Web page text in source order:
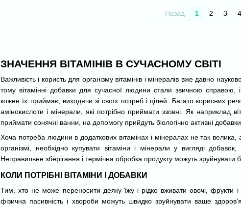
ЗНАЧЕННЯ ВІТАМІНІВ В СУЧАСНОМУ СВІТІ
Важливість і користь для організму вітамінів і мінералів вже давно
тому вітамінні добавки для сучасної людини стали звичною справою,
кожен їх приймає, виходячи зі своїх потреб і цілей. Багато корисних
амінокислоти і мінерали, які потрібно приймати ззовні. Як
приймати сонячні ванни, на допомогу прийдуть біологічно активні
Хоча потреба людини в додаткових вітамінах і мінералах не так
організмі, необхідно купувати вітаміни і мінерали у вигляді
Неправильне зберігання і термічна обробка продукту можуть зруйнувати
КОЛИ ПОТРІБНІ ВІТАМІНИ І ДОБАВКИ
Тим, хто не може переносити деяку їжу і рідко вживати овочі, фрукти і
фізична пасивність і хвороби можуть швидко зруйнувати ваше
Назад 1 2 3 4